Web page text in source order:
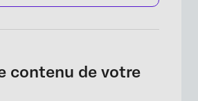
contenu de votre